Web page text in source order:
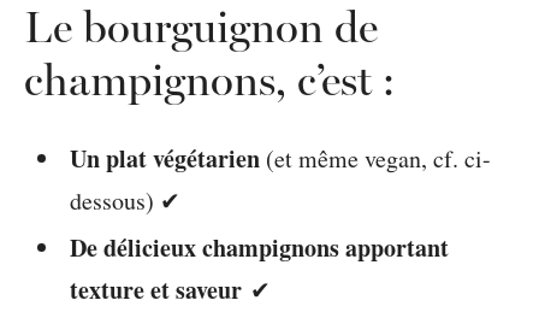
Le bourguignon de
champignons, c’est :
Un plat végétarien (et même vegan, cf. ci-
dessous) ✔
De délicieux champignons apportant
texture et saveur ✔